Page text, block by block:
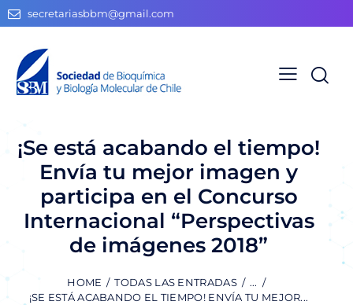
secretariasbbm@gmail.com
¡Se está acabando el tiempo!
Envía tu mejor imagen y
participa en el Concurso
Internacional “Perspectivas
de imágenes 2018”
HOME TODAS LAS ENTRADAS
...
¡SE ESTÁ ACABANDO EL TIEMPO! ENVÍA TU MEJOR...